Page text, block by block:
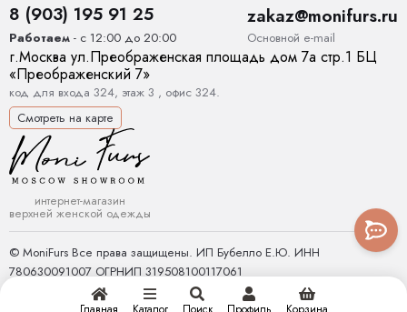
8 (903) 195 91 25
Работаем - с 12:00 до 20:00
zakaz@monifurs.ru
Основной е-mail
г.Москва ул.Преображенская площадь дом 7а стр.1 БЦ
«Преображенский 7»
код для входа 324, этаж 3 , офис 324.
Смотреть на карте
интернет-магазин
верхней женской одежды
© MoniFurs Все права защищены. ИП Бубелло Е.Ю. ИНН
780630091007 ОГРНИП 319508100117061